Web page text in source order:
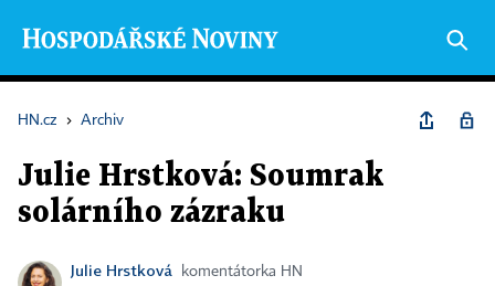
HN.cz › Archiv
Julie Hrstková: Soumrak
solárního zázraku
Julie Hrstková
komentátorka HN